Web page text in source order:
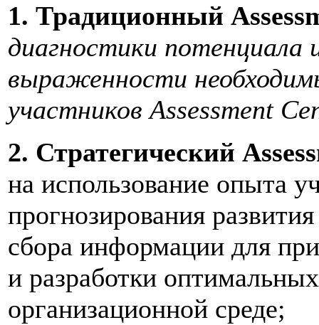
1. Традиционный
диагностики потенциала
выраженности
участников Assessment
2. Стратегический
на использование опыта
прогнозирования
сбора информации для
и разработки
организационной среде;